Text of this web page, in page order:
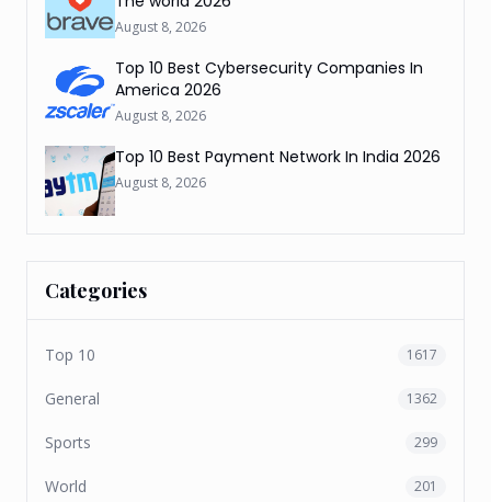
August 8, 2026
Top 10 Best Cybersecurity Companies In
America 2026
August 8, 2026
Top 10 Best Payment Network In India 2026
August 8, 2026
Categories
Top 10 1617
General 1362
Sports 299
World 201